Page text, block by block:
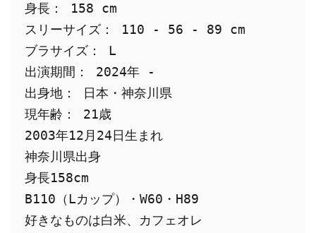
身長： 158 cm
スリーサイズ： 110 - 56 - 89 cm
ブラサイズ： L
出演期間： 2024年 -
出身地： 日本・神奈川県
現年齢： 21歳
2003年12月24日生まれ
神奈川県出身
身長158cm
B110（Lカップ）・W60・H89
好きなものは白米、カフェオレ